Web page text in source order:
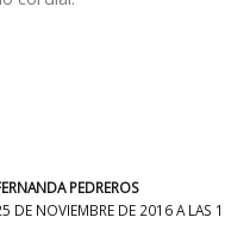
PEDREROS
DE NOVIEMBRE DE 2016 A LAS